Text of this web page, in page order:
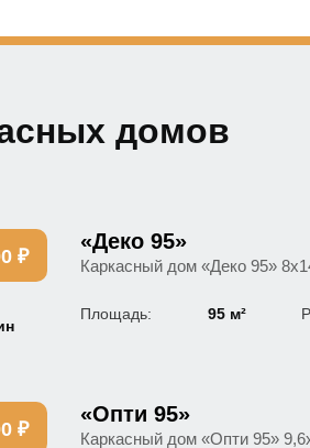
домов
₽
«Деко 95»
Каркасный дом «Деко 95»
Площадь: 95 м²
₽
«Опти 95»
Каркасный дом «Опти 95»